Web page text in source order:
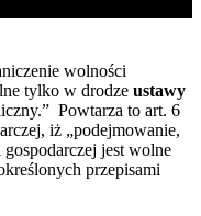
wolności
tylko w drodze ustawy
Powtarza to art. 6
iż „podejmowanie,
jest wolne
przepisami